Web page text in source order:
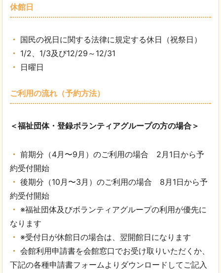
休館日
国民の祝日に関する法律に規定する休日（祝祭日）
1/2、1/3及び12/29～12/31
日曜日
ご利用の流れ（予約方法）
＜福祉団体・登録ボランティアグループの方の場合＞
前期分（4月〜9月）のご利用の場合 2月1日から予
約受付開始
後期分（10月〜3月）のご利用の場合 8月1日から予
約受付開始
※福祉団体及びボランティアグループの利用が優先に
なります
※受付日が休館日の場合は、翌開館日になります
会館利用申請書を会館窓口でお受け取りいただくか、
下記の各種申請書フォームよりダウンロードしてご記入